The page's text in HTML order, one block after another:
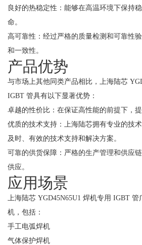
良好的热稳定性：能够在高温环境下保持
命。
高可靠性：经过严格的质量检测和可靠性
和一致性。
产品优势
与市场上其他同类产品相比，上海陆芯
IGBT 管具有以下显著优势：
卓越的性价比：在保证高性能的前提下，
优质的技术支持：上海陆芯拥有专业的技
及时、有效的技术支持和解决方案。
可靠的供货保障：严格的生产管理和供应
供应。
应用场景
上海陆芯 YGD45N65U1 焊机专用 IGBT
机，包括：
手工电弧焊机
气体保护焊机